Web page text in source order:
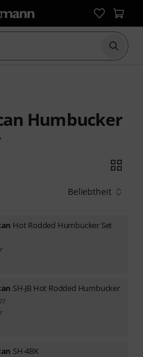
Suche
Humbucker
Beliebtheit
Hot Rodded Humbucker Set
SH-JB Hot Rodded Humbucker
SH-4BK